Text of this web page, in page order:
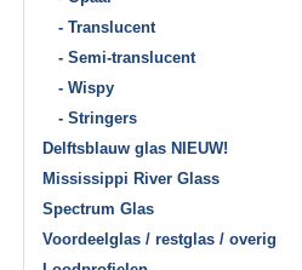
- Translucent
- Semi-translucent
- Wispy
- Stringers
Delftsblauw glas NIEUW!
Mississippi River Glass
Spectrum Glas
Voordeelglas / restglas / overig